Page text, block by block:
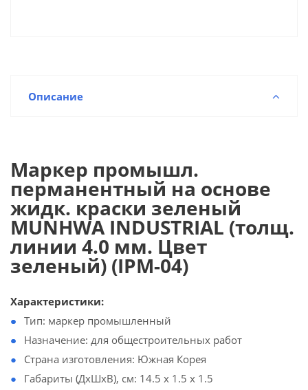
Описание
Маркер промышл.
перманентный на основе
жидк. краски зеленый
MUNHWA INDUSTRIAL (толщ.
линии 4.0 мм. Цвет
зеленый) (IPM-04)
Характеристики:
Тип: маркер промышленный
Назначение: для общестроительных работ
Страна изготовления: Южная Корея
Габариты (ДхШхВ), см: 14.5 x 1.5 x 1.5